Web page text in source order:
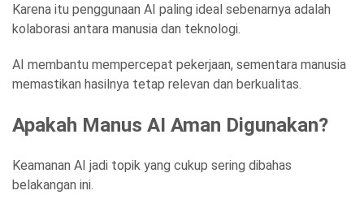
Karena itu penggunaan AI paling ideal sebenarnya adalah
kolaborasi antara manusia dan teknologi.
AI membantu mempercepat pekerjaan, sementara manusia
memastikan hasilnya tetap relevan dan berkualitas.
Apakah Manus AI Aman Digunakan?
Keamanan AI jadi topik yang cukup sering dibahas
belakangan ini.